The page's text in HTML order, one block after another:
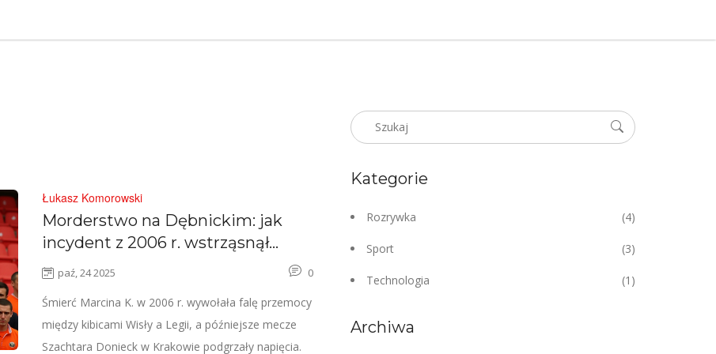
Łukasz Komorowski
Morderstwo na Dębnickim: jak
incydent z 2006 r. wstrząsnął
kibicami Wisły i Legii
paź, 24 2025 0
Śmierć Marcina K. w 2006 r. wywołała falę przemocy
między kibicami Wisły a Legii, a późniejsze mecze
Szachtara Donieck w Krakowie podgrzały napięcia.
Kategorie
Rozrywka (4)
Sport (3)
Technologia (1)
Archiwa